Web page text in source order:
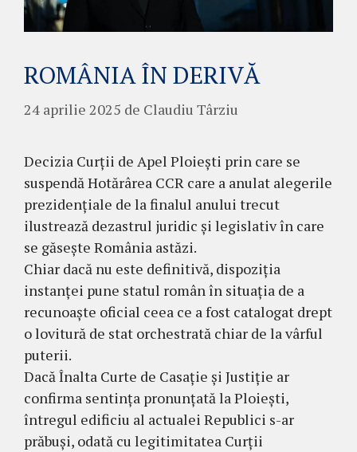
ROMÂNIA ÎN DERIVĂ
24 aprilie 2025 de Claudiu Târziu
Decizia Curții de Apel Ploiești prin care se
suspendă Hotărârea CCR care a anulat alegerile
prezidențiale de la finalul anului trecut
ilustrează dezastrul juridic și legislativ în care
se găsește România astăzi.
Chiar dacă nu este definitivă, dispoziția
instanței pune statul român în situația de a
recunoaște oficial ceea ce a fost catalogat drept
o lovitură de stat orchestrată chiar de la vârful
puterii.
Dacă Înalta Curte de Casație și Justiție ar
confirma sentința pronunțată la Ploiești,
întregul edificiu al actualei Republici s-ar
prăbuși, odată cu legitimitatea Curții